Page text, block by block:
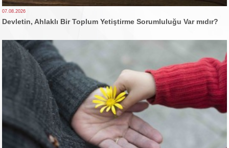
07.08.2026
Devletin, Ahlaklı Bir Toplum Yetiştirme Sorumluluğu Var mıdır?